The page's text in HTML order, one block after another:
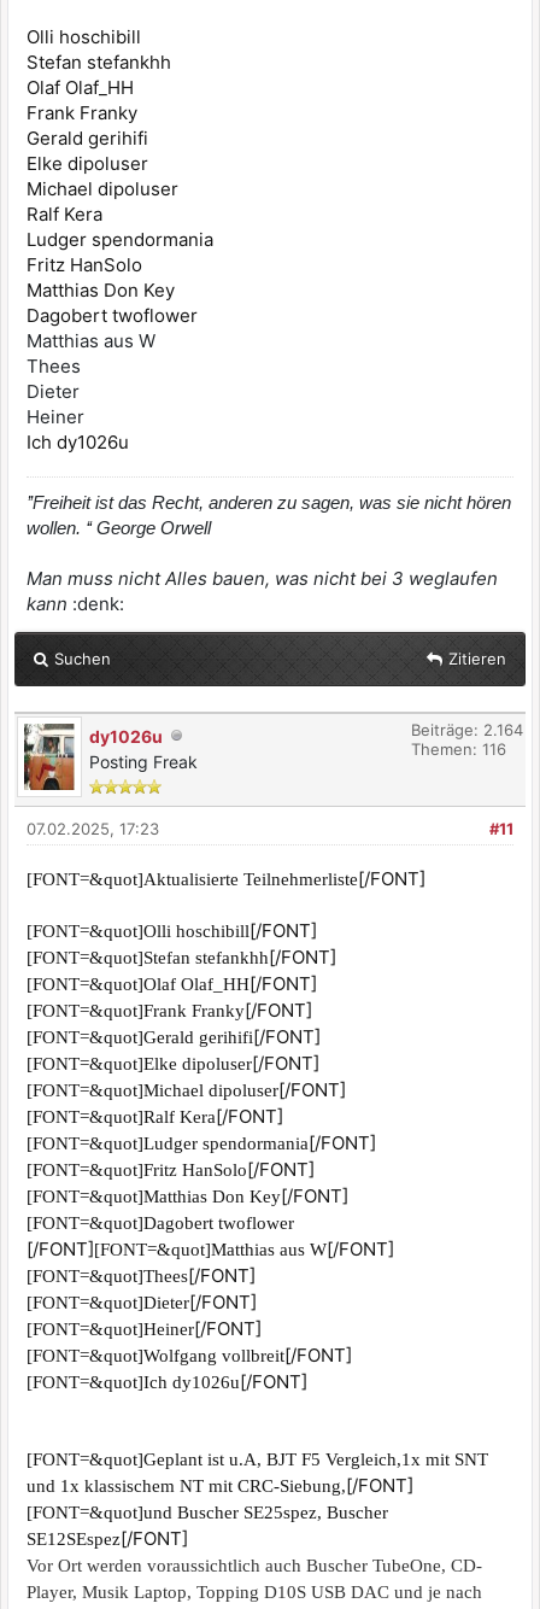
Olli hoschibill
Stefan stefankhh
Olaf Olaf_HH
Frank Franky
Gerald gerihifi
Elke dipoluser
Michael dipoluser
Ralf Kera
Ludger spendormania
Fritz HanSolo
Matthias Don Key
Dagobert twoflower
Matthias aus W
Thees
Dieter
Heiner
Ich dy1026u
’’Freiheit ist das Recht, anderen zu sagen, was sie nicht hören
wollen. ‘‘ George Orwell
Man muss nicht Alles bauen, was nicht bei 3 weglaufen
kann :denk:
Suchen Zitieren
dy1026u
Posting Freak
Beiträge: 2.164
Themen: 116
#11
07.02.2025, 17:23
[FONT=&quot]Aktualisierte Teilnehmerliste[/FONT]
[FONT=&quot]Olli hoschibill[/FONT]
[FONT=&quot]Stefan stefankhh[/FONT]
[FONT=&quot]Olaf Olaf_HH[/FONT]
[FONT=&quot]Frank Franky[/FONT]
[FONT=&quot]Gerald gerihifi[/FONT]
[FONT=&quot]Elke dipoluser[/FONT]
[FONT=&quot]Michael dipoluser[/FONT]
[FONT=&quot]Ralf Kera[/FONT]
[FONT=&quot]Ludger spendormania[/FONT]
[FONT=&quot]Fritz HanSolo[/FONT]
[FONT=&quot]Matthias Don Key[/FONT]
[FONT=&quot]Dagobert twoflower
[/FONT][FONT=&quot]Matthias aus W[/FONT]
[FONT=&quot]Thees[/FONT]
[FONT=&quot]Dieter[/FONT]
[FONT=&quot]Heiner[/FONT]
[FONT=&quot]Wolfgang vollbreit[/FONT]
[FONT=&quot]Ich dy1026u[/FONT]
[FONT=&quot]Geplant ist u.A, BJT F5 Vergleich,1x mit SNT
und 1x klassischem NT mit CRC-Siebung,[/FONT]
[FONT=&quot]und Buscher SE25spez, Buscher
SE12SEspez[/FONT]
Vor Ort werden voraussichtlich auch Buscher TubeOne, CD-
Player, Musik Laptop, Topping D10S USB DAC und je nach